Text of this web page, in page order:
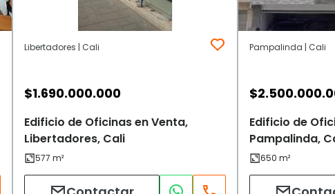
Libertadores | Cali
$1.690.000.000
Edificio de Oficinas en Venta,
Libertadores, Cali
Pampalinda | Cali
$
Edificio de
Pampalinda,